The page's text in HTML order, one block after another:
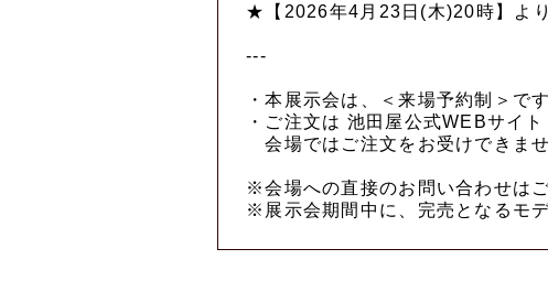
★【2026年4月23日(木)20時】よ
---
・本展示会は、＜来場予約制＞です
・ご注文は 池田屋公式WEBサイ
会場ではご注文をお受けできま
※会場への直接のお問い合わせは
※展示会期間中に、完売となるモ